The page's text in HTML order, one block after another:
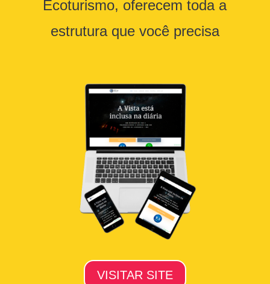
Ecoturismo, oferecem toda a
estrutura que você precisa
VISITAR SITE